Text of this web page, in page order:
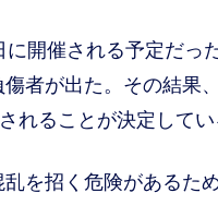
開催される予定だっ
者が出た。その結果
れることが決定してい
を招く危険があるた